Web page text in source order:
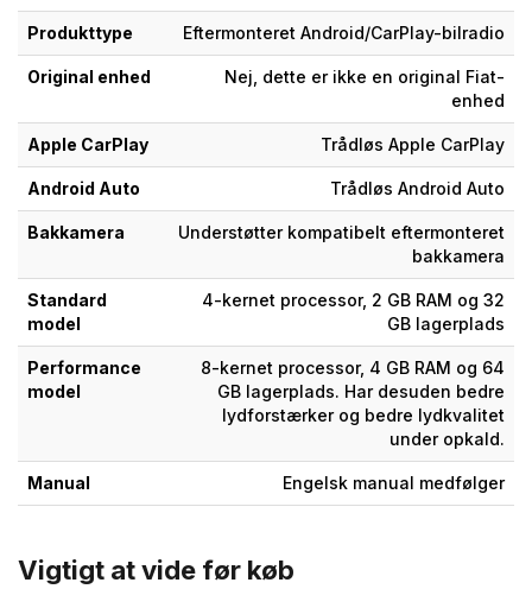
Produkttype Eftermonteret Android/CarPlay-bilradio
Original enhed
Nej, dette er ikke en original Fiat-
enhed
Apple CarPlay Trådløs Apple CarPlay
Android Auto Trådløs Android Auto
Bakkamera
Understøtter kompatibelt eftermonteret
bakkamera
Standard
model
4-kernet processor, 2 GB RAM og 32
GB lagerplads
Performance
model
8-kernet processor, 4 GB RAM og 64
GB lagerplads. Har desuden bedre
lydforstærker og bedre lydkvalitet
under opkald.
Manual Engelsk manual medfølger
Vigtigt at vide før køb